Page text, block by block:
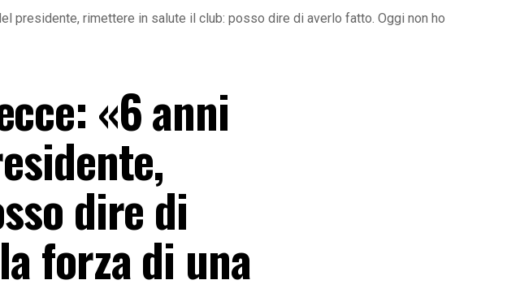
presidente, rimettere in salute il club: posso dire di averlo fatto. Oggi non ho
«6 anni
dire di
forza di una